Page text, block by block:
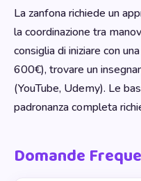
La zanfona richiede un
la coordinazione tra
consiglia di iniziare con
600€), trovare un
(YouTube, Udemy). Le
padronanza completa
Domande